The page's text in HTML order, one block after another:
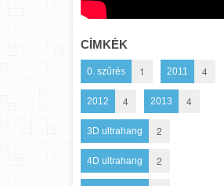
CÍMKÉK
0. szűrés 1 2011 4
2012 4 2013 4
3D ultrahang 2
4D ultrahang 2